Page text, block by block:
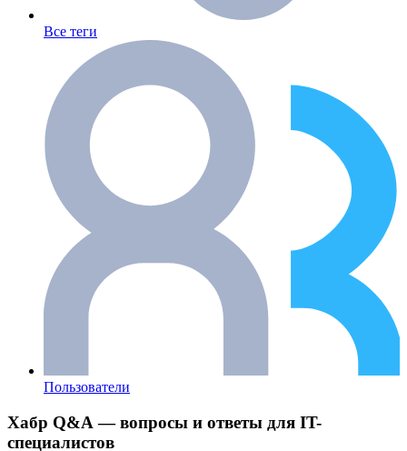
Все теги
Пользователи
Хабр Q&A — вопросы и ответы для IT-
специалистов